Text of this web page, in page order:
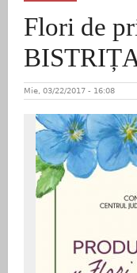
Flori de
Mie, 03/22/2017 - 16:08